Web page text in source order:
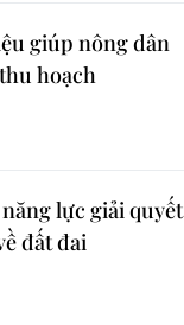
giúp nông dân
hoạch
lực giải quyết
đất đai